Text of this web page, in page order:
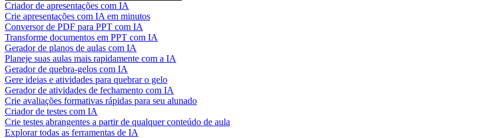
Criador de apresentações com IA
Crie apresentações com IA em minutos
Conversor de PDF para PPT com IA
Transforme documentos em PPT com IA
Gerador de planos de aulas com IA
Planeje suas aulas mais rapidamente com a IA
Gerador de quebra-gelos com IA
Gere ideias e atividades para quebrar o gelo
Gerador de atividades de fechamento com IA
Crie avaliações formativas rápidas para seu alunado
Criador de testes com IA
Crie testes abrangentes a partir de qualquer conteúdo de aula
Explorar todas as ferramentas de IA